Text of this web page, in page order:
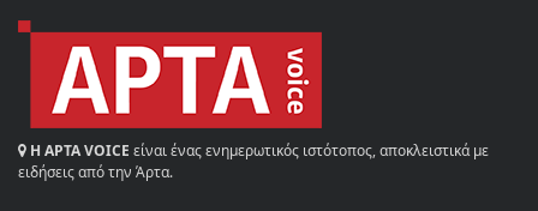
Η ΑΡΤΑ VOICE είναι ένας ενημερωτικός ιστότοπος, αποκλειστικά με
ειδήσεις από την Άρτα.